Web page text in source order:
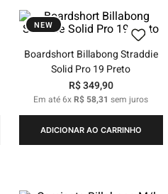
NEW
Boardshort Billabong Straddie
Solid Pro 19 Preto
R$349,90
Em até6xR$ 58,31 sem juros
ADICIONAR AO CARRINHO